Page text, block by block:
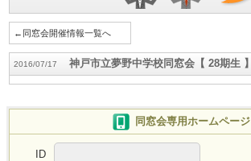
←同窓会開催情報一覧へ
2016/07/17 神戸市立夢野中学校同窓会【 28期生 】
同窓会専用ホームページ
ID